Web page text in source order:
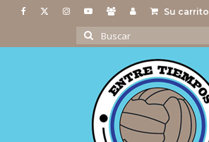
Su carrito
Buscar
por: